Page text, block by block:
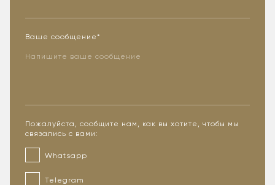
Ваше сообщение*
Пожалуйста, сообщите нам, как вы хотите, чтобы мы
связались с вами:
Whatsapp
Telegram